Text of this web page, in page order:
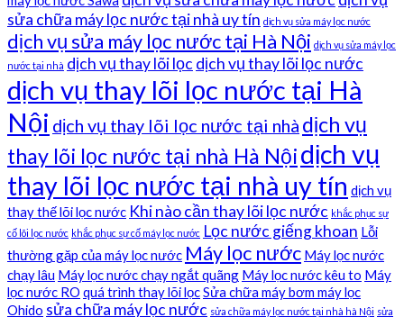
sửa chữa máy lọc nước tại nhà uy tín dịch vụ sửa máy lọc nước
dịch vụ sửa máy lọc nước tại Hà Nội dịch vụ sửa máy lọc
nước tại nhà dịch vụ thay lõi lọc dịch vụ thay lõi lọc nước
dịch vụ thay lõi lọc nước tại Hà
Nội dịch vụ thay lõi lọc nước tại nhà dịch vụ
thay lõi lọc nước tại nhà Hà Nộidịch vụ
thay lõi lọc nước tại nhà uy tín dịch vụ
thay thế lõi lọc nước Khi nào cần thay lõi lọc nước khắc phục sự
cố lõi lọc nước khắc phục sự cố máy lọc nước Lọc nước giếng khoan Lỗi
thường gặp của máy lọc nước Máy lọc nước Máy lọc nước
chạy lâu Máy lọc nước chạy ngắt quãng Máy lọc nước kêu to Máy
lọc nước RO quá trình thay lõi lọcSửa chữa máy bơm máy lọc
Ohido sửa chữa máy lọc nước sửa chữa máy lọc nước tại nhà hà Nội sửa